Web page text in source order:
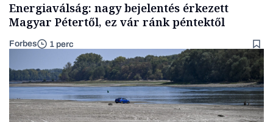
Energiaválság: nagy bejelentés érkezett
Magyar Pétertől, ez vár ránk péntektől
Forbes 1 perc